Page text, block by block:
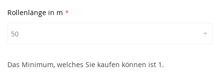
Rollenlänge in m
Das Minimum, welches Sie kaufen können ist 1.